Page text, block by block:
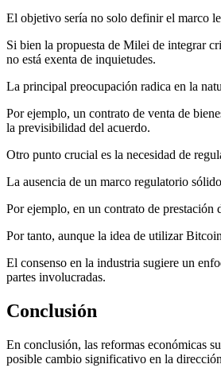
El objetivo sería no solo definir el marco
Si bien la propuesta de Milei de integrar
no está exenta de inquietudes.
La principal preocupación radica en la
Por ejemplo, un contrato de venta de
la previsibilidad del acuerdo.
Otro punto crucial es la necesidad de
La ausencia de un marco regulatorio
Por ejemplo, en un contrato de prestación
Por tanto, aunque la idea de utilizar
El consenso en la industria sugiere un
partes involucradas.
Conclusión
En conclusión, las reformas económicas
posible cambio significativo en la